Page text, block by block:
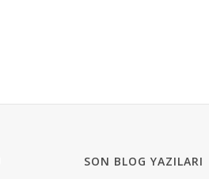
SON BLOG YAZILARI